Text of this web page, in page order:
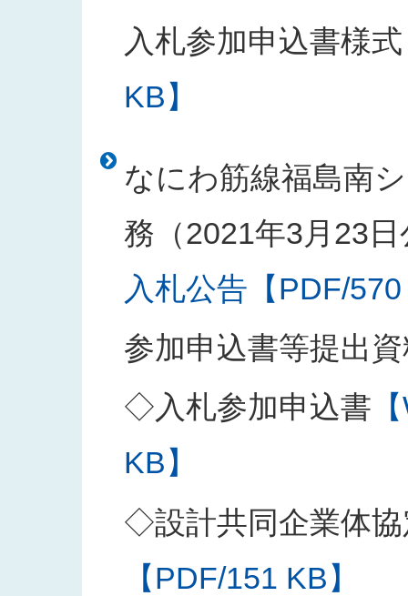
入札参加申込書様式
KB】
なにわ筋線福島南
務（2021年3月23日
入札公告【PDF/
参加申込書等提出
◇入札参加申込書
KB】
◇設計共同企業体協
【PDF/151 KB】